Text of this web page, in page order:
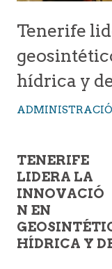
Tenerife
hídrica y
TENERIFE
LIDERA LA
INNOVACIÓ
N EN
HÍDRICA Y